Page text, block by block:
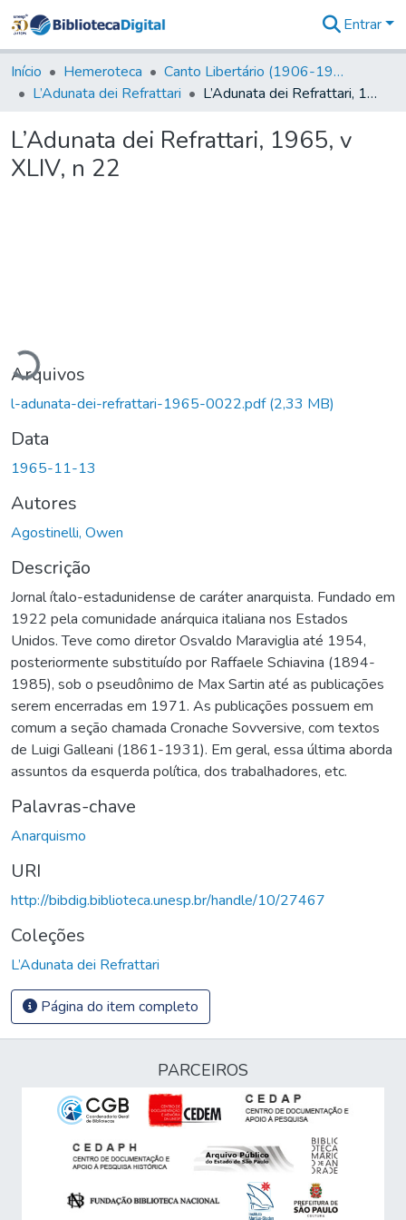
&
Coleções
Tudo na
Digital
Entrar
Início Hemeroteca
Canto Libertário (1906-1995)
L’Adunata dei Refrattari
L’Adunata dei Refrattari, 1965, v XLIV, n 22
L’Adunata dei Refrattari, 1965, v
XLIV, n 22
Arquivos
l-adunata-dei-refrattari-1965-0022.pdf(2,33 MB)
Data
1965-11-13
Autores
Agostinelli, Owen
Descrição
Jornal ítalo-estadunidense de caráter anarquista. Fundado em
1922 pela comunidade anárquica italiana nos Estados
Unidos. Teve como diretor Osvaldo Maraviglia até 1954,
posteriormente substituído por Raffaele Schiavina (1894-
1985), sob o pseudônimo de Max Sartin até as publicações
serem encerradas em 1971. As publicações possuem em
comum a seção chamada Cronache Sovversive, com textos
de Luigi Galleani (1861-1931). Em geral, essa última aborda
assuntos da esquerda política, dos trabalhadores, etc.
Palavras-chave
Anarquismo
URI
http://bibdig.biblioteca.unesp.br/handle/10/27467
Coleções
L’Adunata dei Refrattari
Página do item completo
PARCEIROS